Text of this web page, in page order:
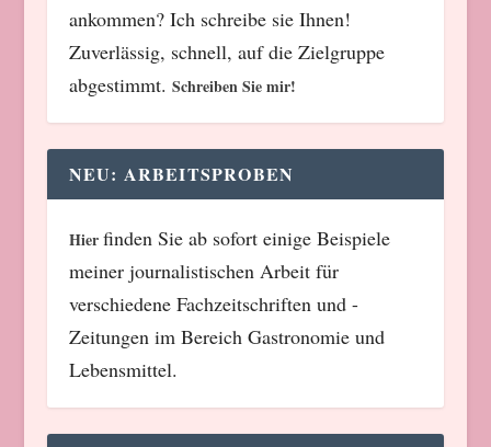
ankommen? Ich schreibe sie Ihnen!
Zuverlässig, schnell, auf die Zielgruppe
abgestimmt. Schreiben Sie mir!
NEU: ARBEITSPROBEN
Hierfinden Sie ab sofort einige Beispiele
meiner journalistischen Arbeit für
verschiedene Fachzeitschriften und -
Zeitungen im Bereich Gastronomie und
Lebensmittel.